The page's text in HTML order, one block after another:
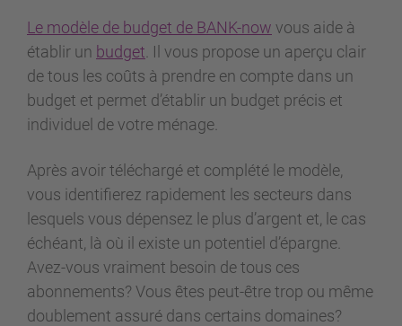
Le modèle de budget de BANK-now vous aide à
établir un budget . Il vous propose un aperçu clair
de tous les coûts à prendre en compte dans un
budget et permet d’établir un budget précis et
individuel de votre ménage.
Après avoir téléchargé et complété le modèle,
vous identifierez rapidement les secteurs dans
lesquels vous dépensez le plus d’argent et, le cas
échéant, là où il existe un potentiel d’épargne.
Avez-vous vraiment besoin de tous ces
abonnements? Vous êtes peut-être trop ou même
doublement assuré dans certains domaines?